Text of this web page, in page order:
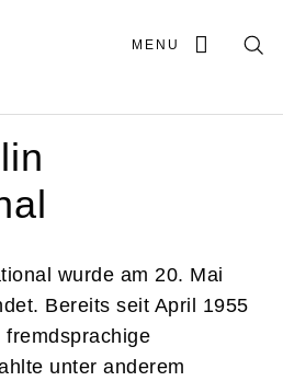
MENU
wurde am 20. Mai
Bereits seit April 1955
fremdsprachige
unter anderem